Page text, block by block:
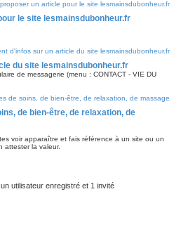
le site lesmainsdubonheur.fr
du site lesmainsdubonheur.fr
de messagerie (menu : CONTACT - VIE DU
de bien-être, de relaxation, de
voir apparaître et fais référence à un site ou un
attester la valeur.
utilisateur enregistré et 1 invité